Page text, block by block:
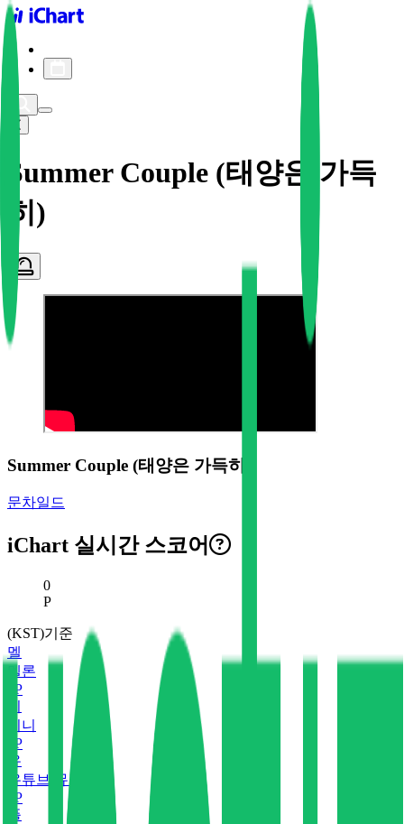
iChart logo
Summer Couple (태양은 가득
히)
Summer Couple (태양은 가득히)
문차일드
iChart 실시간 스코어
현재 스코어
0
P
(KST)기준
멜
멜론
P
지니
P
유
유튜브 뮤직
P
플